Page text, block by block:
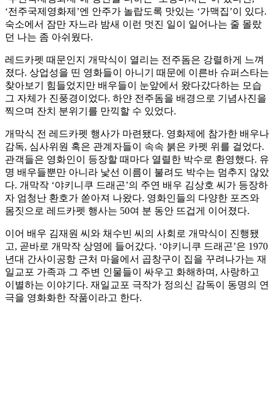
‘전주국제영화제’엔 안주가 놀랍도록 맛있는 ‘가맥집’이 있다.
숙소에서 잠만 자느라 밤새 이런 멋진 일이 일어나는 줄 몰랐
던 나는 좀 아쉬웠다.
레드카펫 때문인지 개막식이 열리는 전주돔은 강렬하게 느껴
졌다. 상업성을 띤 영화들이 아니기 때문에 이른바 슈퍼스타는
찾아보기 힘들었지만 배우들이 눈앞에서 왔다갔다하는 모습
그 자체가 진풍경이었다. 하얀 전주돔을 배경으로 기념사진을
찍으며 잔치 분위기를 만끽할 수 있었다.
개막식 전 레드카펫 행사가 마련됐다. 영화제에 참가한 배우나
감독, 심사위원 혹은 관계자들이 속속 붉은 카펫 위를 걸었다.
관객들은 영화인이 등장할 때마다 열렬한 박수로 환영했다. 유
명 배우들뿐만 아니라 낯선 이름이 불려도 박수는 멈추지 않았
다. 개막작 ‘야키니쿠 드래곤’의 주연 배우 김상호 씨가 등장하
자 엄청난 환호가 쏟아져 나왔다. 영화인들의 다양한 포즈와
몸짓으로 레드카펫 행사는 50여 분 동안 뜨겁게 이어졌다.
이어 배우 김재원 씨와 채수빈 씨의 사회로 개막식이 진행됐
고, 곧바로 개막작 상영에 들어갔다. ‘야키니쿠 드래곤’은 1970
년대 간사이공항 근처 마을에서 곱창구이 집을 꾸려나가는 재
일교포 가족과 그 주변 인물들이 싸우고 화해하며, 사랑하고
이별하는 이야기다. 재일교포 극작가 정의신 감독이 동명의 연
극을 영화화한 작품이라고 한다.